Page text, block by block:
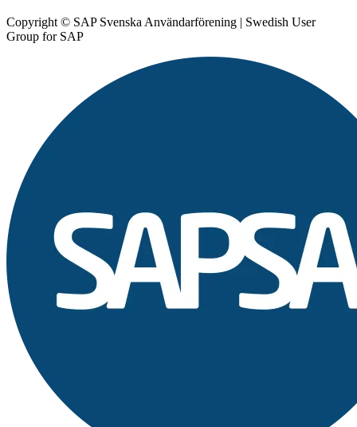
Copyright © SAP Svenska Användarförening | Swedish User
Group for SAP